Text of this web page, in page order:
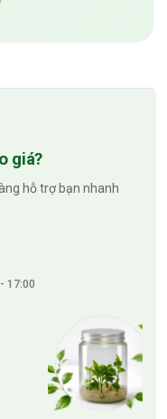
giá?
hỗ trợ bạn nhanh
17:00